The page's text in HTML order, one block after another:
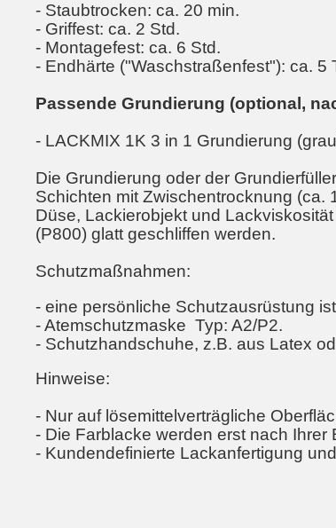
- Staubtrocken: ca. 20 min.
- Griffest: ca. 2 Std.
- Montagefest: ca. 6 Std.
- Endhärte ("Waschstraßenfest"): ca. 5
Passende Grundierung (optional,
- LACKMIX 1K 3 in 1 Grundierung
Die Grundierung oder der
Schichten mit Zwischentrocknung (ca.
Düse, Lackierobjekt und
(P800) glatt geschliffen werden.
Schutzmaßnahmen:
- eine persönliche Schutzausrüstung
- Atemschutzmaske Typ: A2/P2.
- Schutzhandschuhe, z.B. aus Latex
Hinweise:
- Nur auf lösemittelverträgliche
- Die Farblacke werden erst nach Ihrer
- Kundendefinierte Lackanfertigung